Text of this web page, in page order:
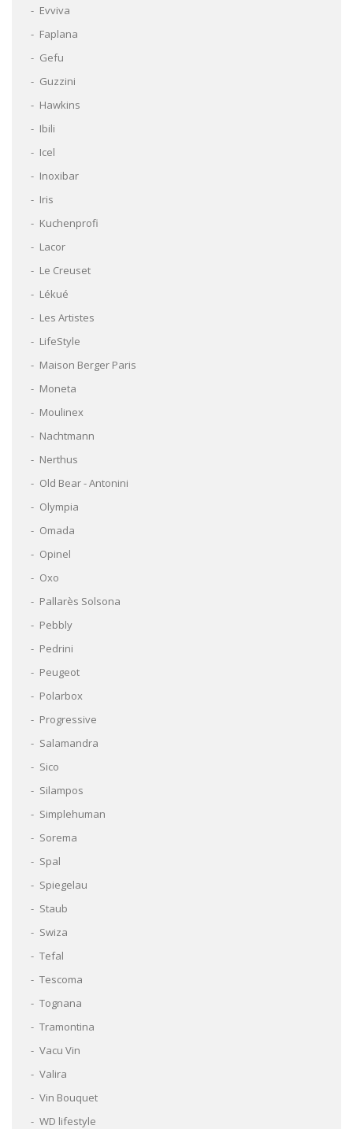
Evviva
Faplana
Gefu
Guzzini
Hawkins
Ibili
Icel
Inoxibar
Iris
Kuchenprofi
Lacor
Le Creuset
Lékué
Les Artistes
LifeStyle
Maison Berger Paris
Moneta
Moulinex
Nachtmann
Nerthus
Old Bear - Antonini
Olympia
Omada
Opinel
Oxo
Pallarès Solsona
Pebbly
Pedrini
Peugeot
Polarbox
Progressive
Salamandra
Sico
Silampos
Simplehuman
Sorema
Spal
Spiegelau
Staub
Swiza
Tefal
Tescoma
Tognana
Tramontina
Vacu Vin
Valira
Vin Bouquet
WD lifestyle